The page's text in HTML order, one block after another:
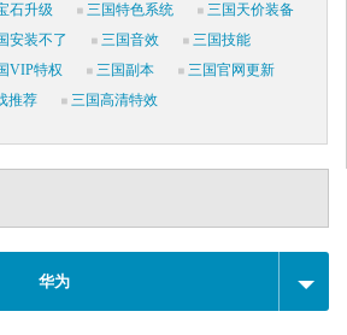
石升级 三国特色系统
三国天价装备
安装不了 三国音效
三国技能
VIP特权 三国副本
三国官网更新
推荐 三国高清特效
华为